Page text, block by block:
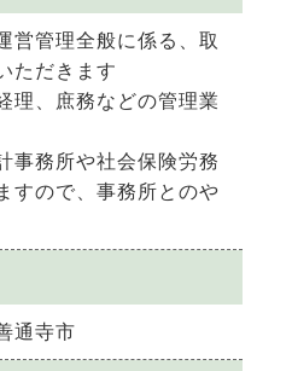
営管理全般に係る、取
ただきます
理、庶務などの管理業
事務所や社会保険労務
すので、事務所とのや
通寺市